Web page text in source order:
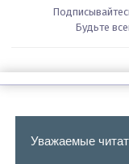
Будьте
Уважаемые